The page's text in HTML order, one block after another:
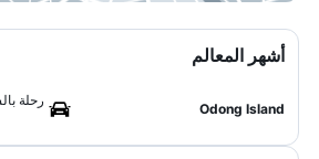
أشهر المعالم
Odong Island
رحلة